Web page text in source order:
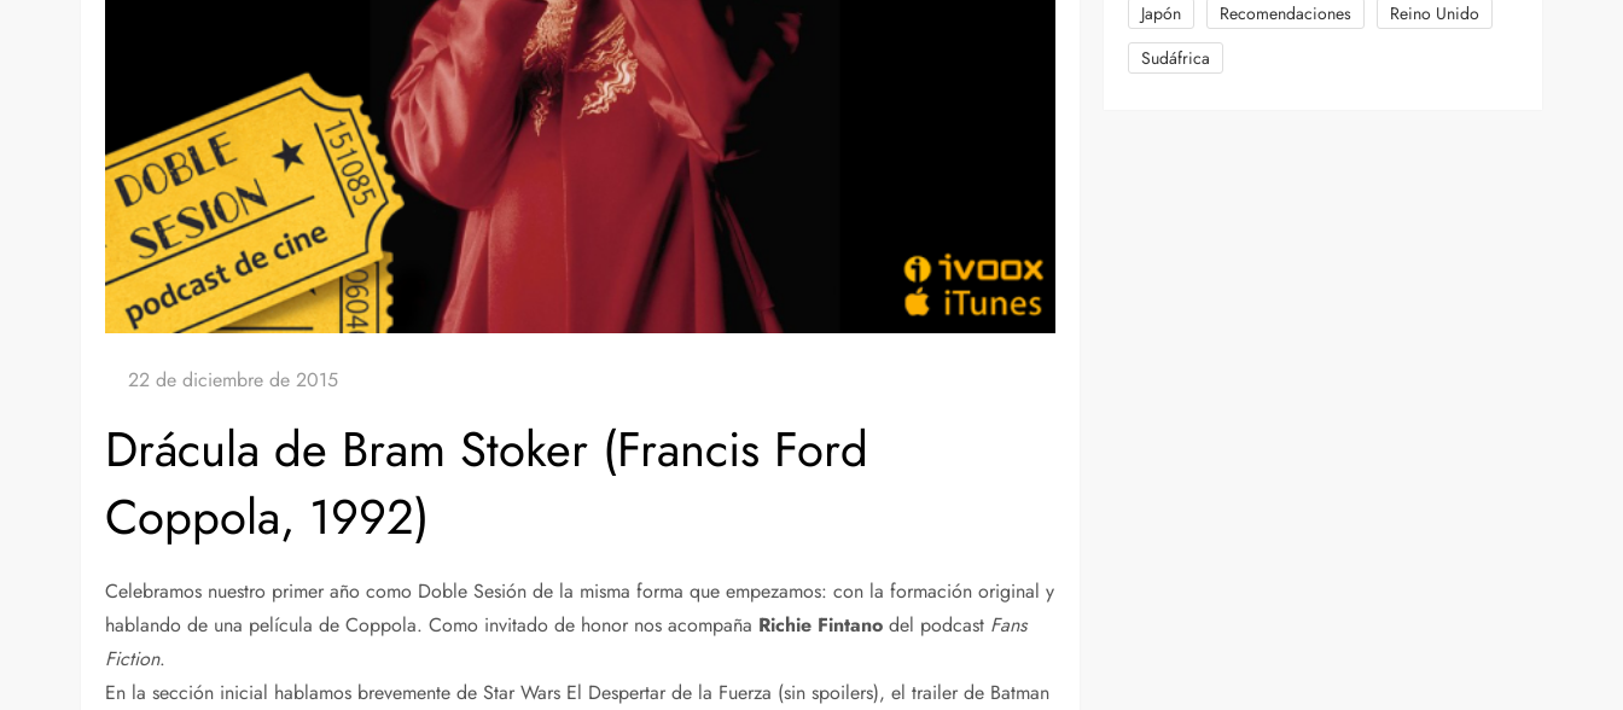
Drácula de Bram Stoker (Francis Ford
Coppola, 1992)
Celebramos nuestro primer año como Doble Sesión de la misma forma que empezamos: con la formación original y
hablando de una película de Coppola. Como invitado de honor nos acompaña Richie Fintano del podcast Fans
Fiction.
En la sección inicial hablamos brevemente de Star Wars El Despertar de la Fuerza (sin spoilers), el trailer de Batman
Japón
Recomendaciones
Reino Unido
Sudáfrica